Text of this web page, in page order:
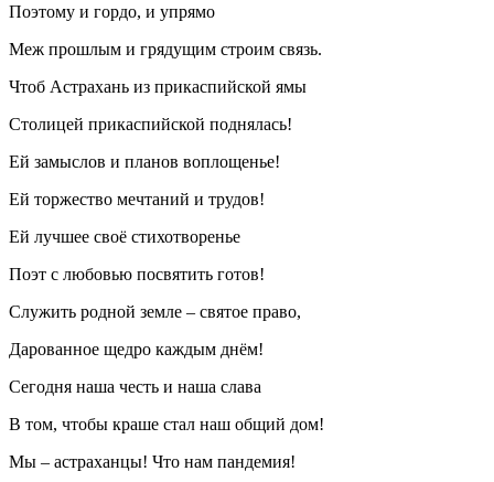
Поэтому и гордо, и упрямо
Меж прошлым и грядущим строим связь.
Чтоб Астрахань из прикаспийской ямы
Столицей прикаспийской поднялась!
Ей замыслов и планов воплощенье!
Ей торжество мечтаний и трудов!
Ей лучшее своё стихотворенье
Поэт с любовью посвятить готов!
Служить родной земле – святое право,
Дарованное щедро каждым днём!
Сегодня наша честь и наша слава
В том, чтобы краше стал наш общий дом!
Мы – астраханцы! Что нам пандемия!